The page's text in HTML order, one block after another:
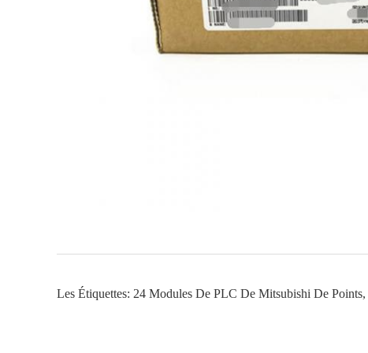
Les Étiquettes: 24 Modules De PLC De Mitsubishi De Points,